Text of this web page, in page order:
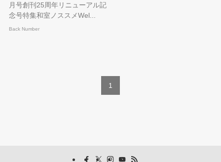
月号創刊25周年リニューアル記
念号特集和室ノススメWel...
Back Number
1